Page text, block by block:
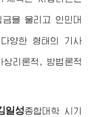
을 울리고 인민대
양한 형태의 기사
리론적, 방법론적
일성종합대학 시기